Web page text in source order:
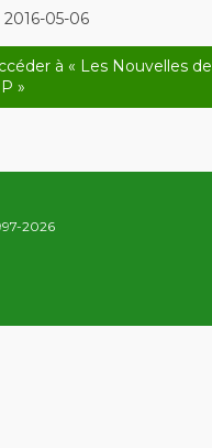
2016-05-06
à « Les Nouvelles de
»
2026